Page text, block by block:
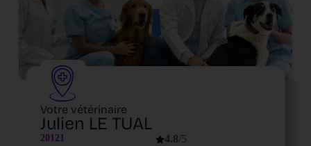
Votre vétérinaire
Julien LE TUAL
20121 4.8/5